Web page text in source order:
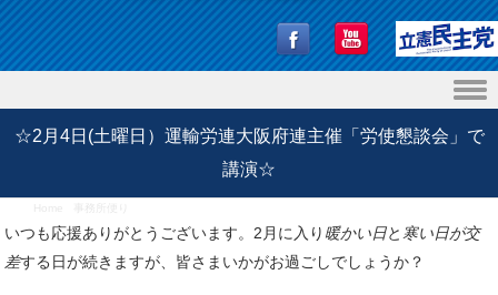
Skip to content
☆2月4日(土曜日）運輸労連大阪府連主催「労使懇談会」で
講演☆
いつも応援ありがとうございます。2月に入り 暖かい日と 寒い日が交
差する日が続きますが、皆さまいかがお過ごしでしょうか？